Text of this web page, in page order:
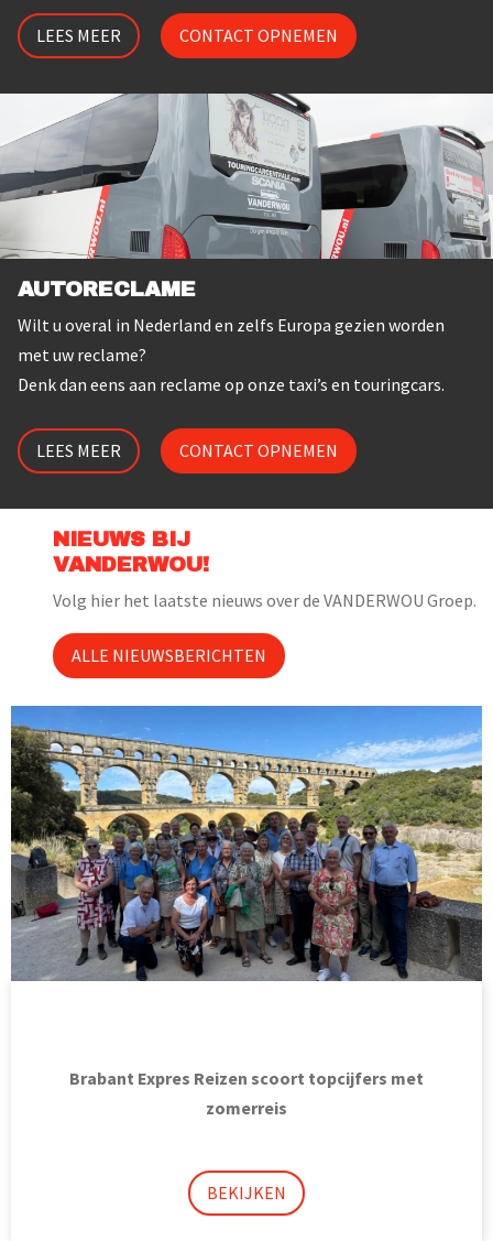
LEES MEER CONTACT OPNEMEN
AUTORECLAME
Wilt u overal in Nederland en zelfs Europa gezien worden
met uw reclame?
Denk dan eens aan reclame op onze taxi’s en touringcars.
LEES MEER CONTACT OPNEMEN
NIEUWS BIJ
VANDERWOU!
Volg hier het laatste nieuws over de VANDERWOU Groep.
ALLE NIEUWSBERICHTEN
Nieuwe regio, nieuwe kansen voor VANDERWOU Taxi
BEKIJKEN